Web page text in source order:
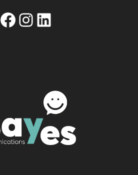
Facebook
Instagram
Linkedin